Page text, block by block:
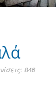
846